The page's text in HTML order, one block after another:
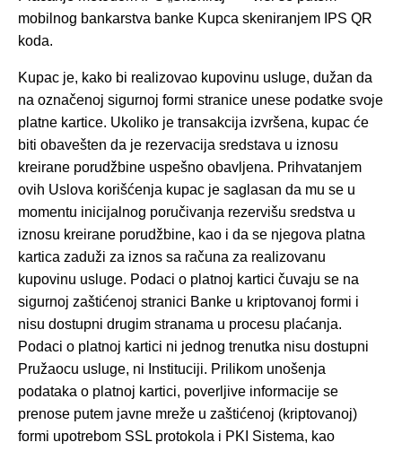
mobilnog bankarstva banke Kupca skeniranjem IPS QR
koda.
Kupac je, kako bi realizovao kupovinu usluge, dužan da
na označenoj sigurnoj formi stranice unese podatke svoje
platne kartice. Ukoliko je transakcija izvršena, kupac će
biti obavešten da je rezervacija sredstava u iznosu
kreirane porudžbine uspešno obavljena. Prihvatanjem
ovih Uslova korišćenja kupac je saglasan da mu se u
momentu inicijalnog poručivanja rezervišu sredstva u
iznosu kreirane porudžbine, kao i da se njegova platna
kartica zaduži za iznos sa računa za realizovanu
kupovinu usluge. Podaci o platnoj kartici čuvaju se na
sigurnoj zaštićenoj stranici Banke u kriptovanoj formi i
nisu dostupni drugim stranama u procesu plaćanja.
Podaci o platnoj kartici ni jednog trenutka nisu dostupni
Pružaocu usluge, ni Instituciji. Prilikom unošenja
podataka o platnoj kartici, poverljive informacije se
prenose putem javne mreže u zaštićenoj (kriptovanoj)
formi upotrebom SSL protokola i PKI Sistema, kao